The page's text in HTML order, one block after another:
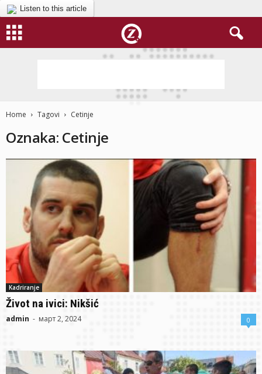
Listen to this article
Home Tagovi Cetinje
Oznaka: Cetinje
Kadriranje
Život na ivici: Nikšić
admin - март 2, 2024 0